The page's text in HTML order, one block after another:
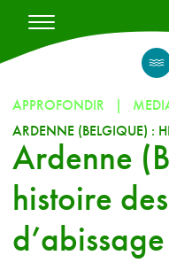
APPROFONDIR
Ardenne
histoire
d’abissage